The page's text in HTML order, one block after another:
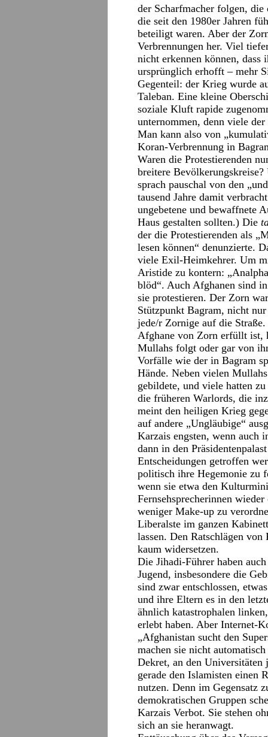
der Scharfmacher folgen, die
die seit den 1980er Jahren
beteiligt waren. Aber der
Verbrennungen her. Viel
nicht erkennen können, dass
ursprünglich erhofft – mehr
Gegenteil: der Krieg wurde
Taleban. Eine kleine
soziale Kluft rapide
unternommen, denn viele
Man kann also von
Koran-Verbrennung in
Waren die Protestierenden
breitere
sprach pauschal von den
tausend Jahre damit
ungebetene und bewaffnete
Haus gestalten sollten.) Die
der die Protestierenden als
lesen können“ denunzierte.
viele Exil-Heimkehrer. Um
Aristide zu kontern:
blöd“. Auch Afghanen sind
sie protestieren. Der Zorn
Stützpunkt Bagram, nicht
jede/r Zornige auf die
Afghane von Zorn erfüllt ist,
Mullahs folgt oder gar von
Vorfälle wie der in Bagram
Hände. Neben vielen
gebildete, und viele hatten
die früheren Warlords, die
meint den heiligen Krieg
auf andere „Ungläubige“
Karzais engsten, wenn auch
dann in den
Entscheidungen getroffen
politisch ihre Hegemonie zu
wenn sie etwa den
Fernsehsprecherinnen
weniger Make-up zu
Liberalste im ganzen
lassen. Den Ratschlägen
kaum widersetzen.
Die Jihadi-Führer haben
Jugend, insbesondere die
sind zwar entschlossen,
und ihre Eltern es in den
ähnlich katastrophalen
erlebt haben. Aber Internet-
„Afghanistan sucht den
machen sie nicht
Dekret, an den
gerade den Islamisten einen
nutzen. Denn im Gegensatz
demokratischen Gruppen
Karzais Verbot. Sie stehen
sich an sie heranwagt.